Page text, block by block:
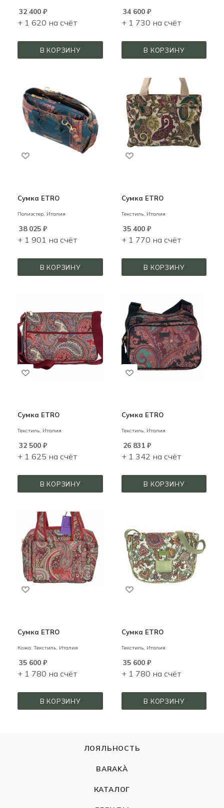
32 400 ₽
+ 1 620 на счёт
В КОРЗИНУ
34 600₽
+ 1 730 на счёт
В КОРЗИНУ
Сумка ETRO
Полиэстер, Италия
38 025 ₽
+ 1 901 на счёт
В КОРЗИНУ
Сумка ETRO
Текстиль, Италия
35 400₽
+ 1 770 на счёт
В КОРЗИНУ
Сумка ETRO
Текстиль, Италия
32 500 ₽
+ 1 625 на счёт
В КОРЗИНУ
Сумка ETRO
Текстиль, Италия
26 831₽
+ 1 342 на счёт
В КОРЗИНУ
Сумка ETRO
Кожа, Текстиль, Италия
35 600 ₽
+ 1 780 на счёт
В КОРЗИНУ
Сумка ETRO
Текстиль, Италия
35 600₽
+ 1 780 на счёт
В КОРЗИНУ
ЛОЯЛЬНОСТЬ
BARAKÀ
КАТАЛОГ